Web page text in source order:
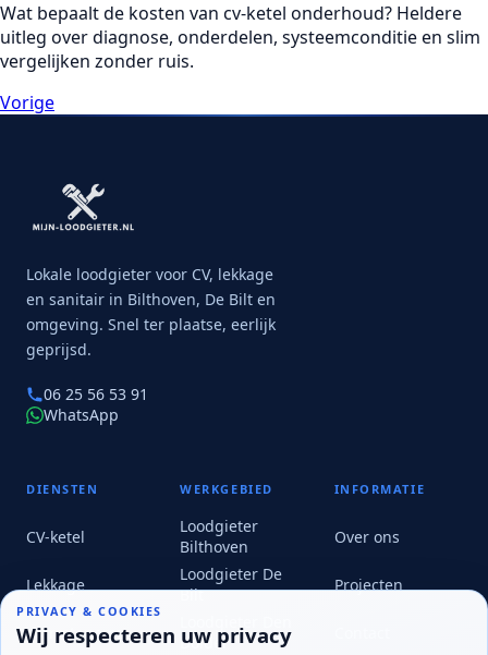
Wat bepaalt de kosten van cv-ketel onderhoud? Heldere
uitleg over diagnose, onderdelen, systeemconditie en slim
vergelijken zonder ruis.
Vorige
Lokale loodgieter voor CV, lekkage
en sanitair in Bilthoven, De Bilt en
omgeving. Snel ter plaatse, eerlijk
geprijsd.
06 25 56 53 91
WhatsApp
DIENSTEN
CV-ketel
Lekkage
Warmtepomp
WERKGEBIED
Loodgieter
Bilthoven
Loodgieter De
Bilt
Dolder
INFORMATIE
Over ons
Projecten
Alex van Mijn-Loodgieter.nl
Loodgieter voor CV, lekkage, sanitair en warmtepomp
Stuur een bericht
PRIVACY & COOKIES
Wij respecteren uw privacy